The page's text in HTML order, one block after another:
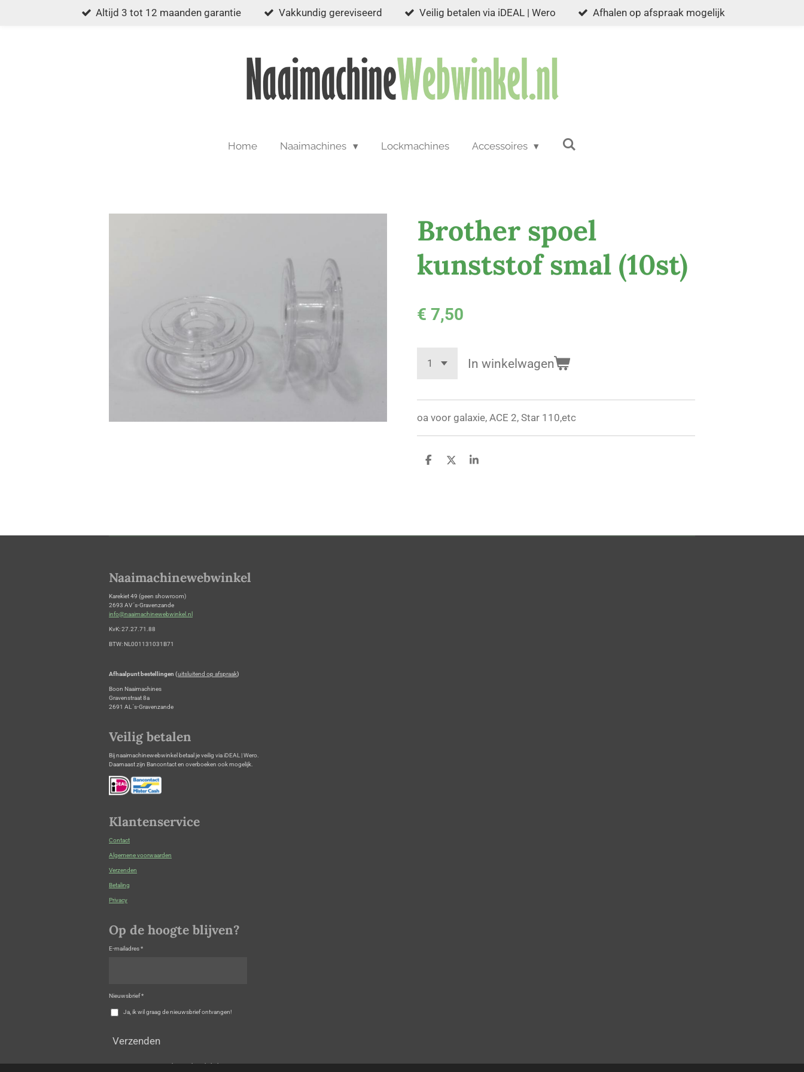
Altijd 3 tot 12 maanden garantie Vakkundig gereviseerd Veilig betalen via iDEAL | Wero Afhalen op afspraak mogelijk
Home Naaimachines Lockmachines Accessoires
Brother spoel
kunststof smal (10st)
€ 7,50
In winkelwagen
oa voor galaxie, ACE 2, Star 110,etc
D
D
S
Naaimachinewebwinkel
Karekiet 49 (geen showroom)
2693 AV 's-Gravenzande
info@naaimachinewebwinkel.nl
KvK: 27.27.71.88
BTW: NL001131031B71
Afhaalpunt bestellingen (uitsluitend op afspraak)
Boon Naaimachines
Gravenstraat 8a
2691 AL 's-Gravenzande
Veilig betalen
Bij naaimachinewebwinkel betaal je veilig via iDEAL | Wero.
Daarnaast zijn Bancontact en overboeken ook mogelijk.
Klantenservice
Contact
Algemene voorwaarden
Verzenden
Betaling
Privacy
Op de hoogte blijven?
E-mailadres *
Nieuwsbrief *
Ja, ik wil graag de nieuwsbrief ontvangen!
Verzenden
© 2005 - 2026 NaaimachineWebwinkel.nl